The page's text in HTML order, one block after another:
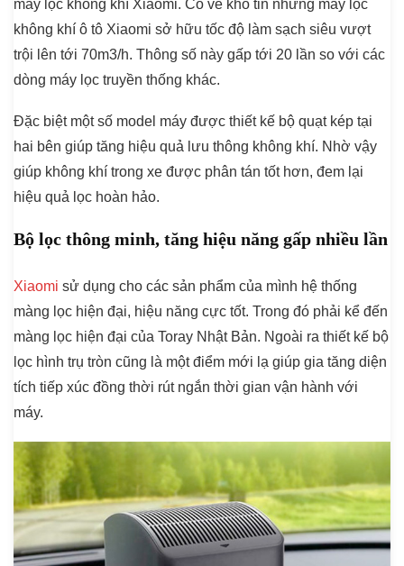
máy lọc không khí Xiaomi. Có vẻ khó tin nhưng máy lọc
không khí ô tô Xiaomi sở hữu tốc độ làm sạch siêu vượt
trội lên tới 70m3/h. Thông số này gấp tới 20 lần so với các
dòng máy lọc truyền thống khác.
Đặc biệt một số model máy được thiết kế bộ quạt kép tại
hai bên giúp tăng hiệu quả lưu thông không khí. Nhờ vậy
giúp không khí trong xe được phân tán tốt hơn, đem lại
hiệu quả lọc hoàn hảo.
Bộ lọc thông minh, tăng hiệu năng gấp nhiều lần
Xiaomi sử dụng cho các sản phẩm của mình hệ thống
màng lọc hiện đại, hiệu năng cực tốt. Trong đó phải kể đến
màng lọc hiện đại của Toray Nhật Bản. Ngoài ra thiết kế bộ
lọc hình trụ tròn cũng là một điểm mới lạ giúp gia tăng diện
tích tiếp xúc đồng thời rút ngắn thời gian vận hành với
máy.